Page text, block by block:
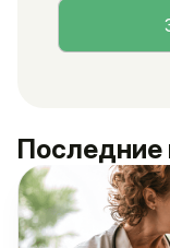
Последние